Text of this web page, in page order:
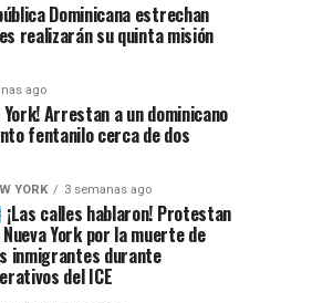
Dominicana estrechan
realizarán su quinta misión
ago
York! Arrestan a un dominicano
fentanilo cerca de dos
YORK 3 semanas ago
¡Las calles hablaron! Protestan
Nueva York por la muerte de
inmigrantes durante
del ICE